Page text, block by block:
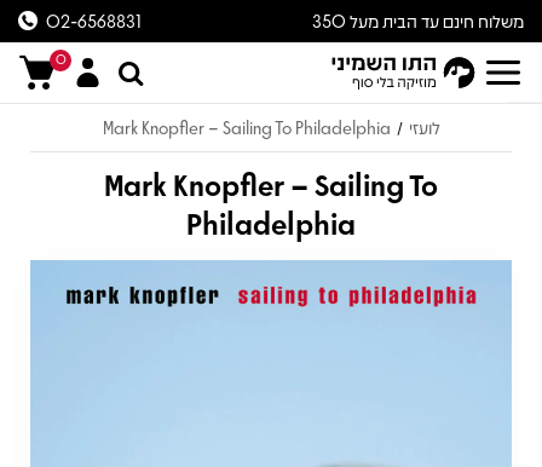
משלוח חינם עד הבית מעל 350
ש״ח
02-6568831
0
לועזי /
Mark Knopfler – Sailing To Philadelphia
Mark Knopfler – Sailing To
Philadelphia